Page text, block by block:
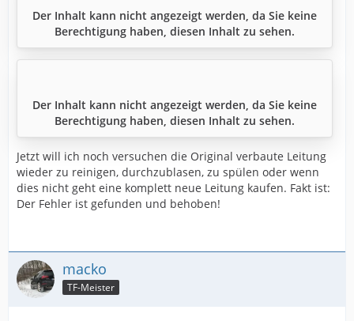
Der Inhalt kann nicht angezeigt werden, da Sie keine
Berechtigung haben, diesen Inhalt zu sehen.
Der Inhalt kann nicht angezeigt werden, da Sie keine
Berechtigung haben, diesen Inhalt zu sehen.
Jetzt will ich noch versuchen die Original verbaute Leitung
wieder zu reinigen, durchzublasen, zu spülen oder wenn
dies nicht geht eine komplett neue Leitung kaufen. Fakt ist:
Der Fehler ist gefunden und behoben!
macko
TF-Meister